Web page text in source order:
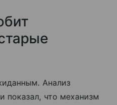
Анализ
показал, что механизм